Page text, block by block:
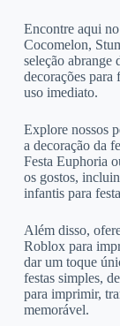
Encontre aqui
Cocomelon,
seleção abrange
decorações para
uso imediato.
Explore nossos
a decoração da
Festa Euphoria
os gostos,
infantis para
Além disso,
Roblox para
dar um toque
festas simples,
para imprimir,
memorável.